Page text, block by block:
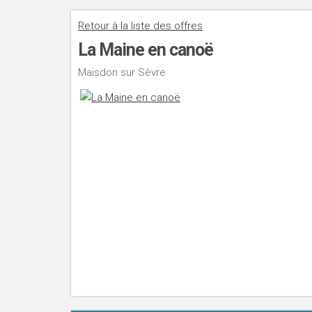
Retour à la liste des offres
La Maine en canoë
Maisdon sur Sèvre